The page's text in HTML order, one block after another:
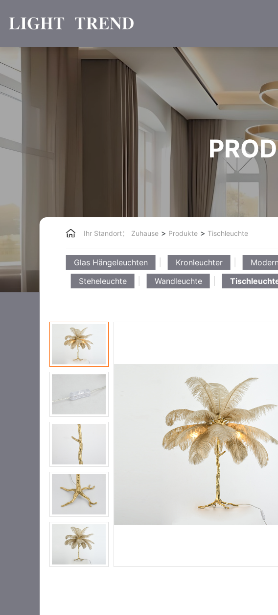
Ihr Standort： Zuhause> Produkte> Tischleuchte
Glas Hängeleuchten Kronleuchter
Steheleuchte
Wandleuchte